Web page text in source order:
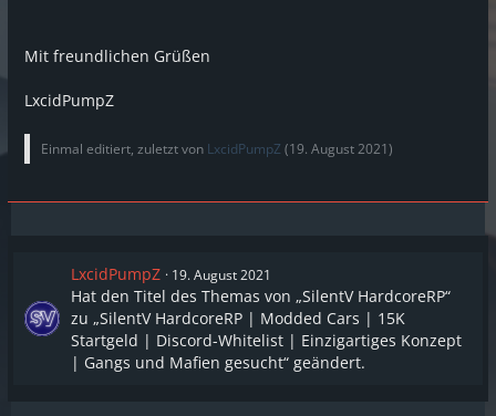
Mit freundlichen Grüßen
LxcidPumpZ
Einmal editiert, zuletzt von LxcidPumpZ (19. August 2021)
LxcidPumpZ 19. August 2021
Hat den Titel des Themas von „SilentV HardcoreRP“
zu „SilentV HardcoreRP | Modded Cars | 15K
Startgeld | Discord-Whitelist | Einzigartiges Konzept
| Gangs und Mafien gesucht“ geändert.